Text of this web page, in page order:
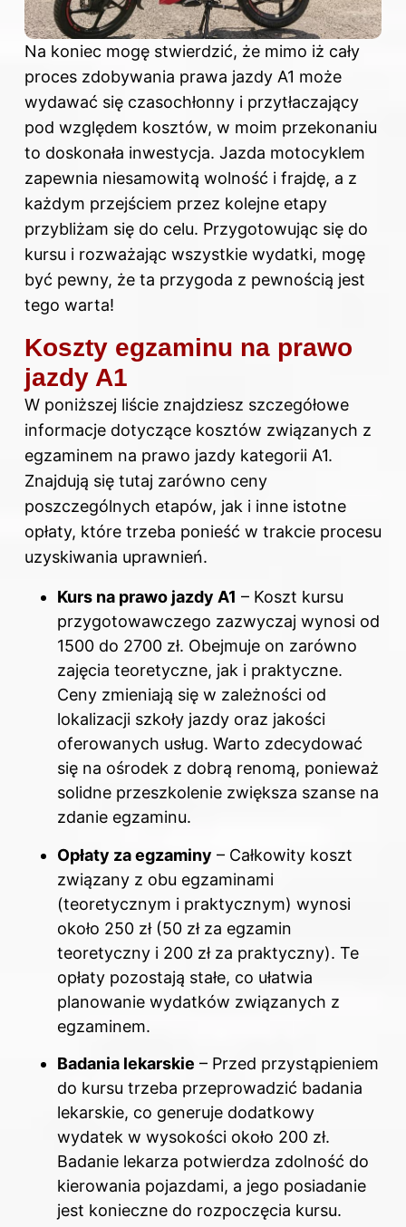
Na koniec mogę stwierdzić, że mimo iż cały
proces zdobywania prawa jazdy A1 może
wydawać się czasochłonny i przytłaczający
pod względem kosztów, w moim przekonaniu
to doskonała inwestycja. Jazda motocyklem
zapewnia niesamowitą wolność i frajdę, a z
każdym przejściem przez kolejne etapy
przybliżam się do celu. Przygotowując się do
kursu i rozważając wszystkie wydatki, mogę
być pewny, że ta przygoda z pewnością jest
tego warta!
Koszty egzaminu na prawo
jazdy A1
W poniższej liście znajdziesz szczegółowe
informacje dotyczące kosztów związanych z
egzaminem na prawo jazdy kategorii A1.
Znajdują się tutaj zarówno ceny
poszczególnych etapów, jak i inne istotne
opłaty, które trzeba ponieść w trakcie procesu
uzyskiwania uprawnień.
Kurs na prawo jazdy A1 – Koszt kursu
przygotowawczego zazwyczaj wynosi od
1500 do 2700 zł. Obejmuje on zarówno
zajęcia teoretyczne, jak i praktyczne.
Ceny zmieniają się w zależności od
lokalizacji szkoły jazdy oraz jakości
oferowanych usług. Warto zdecydować
się na ośrodek z dobrą renomą, ponieważ
solidne przeszkolenie zwiększa szanse na
zdanie egzaminu.
Opłaty za egzaminy – Całkowity koszt
związany z obu egzaminami
(teoretycznym i praktycznym) wynosi
około 250 zł (50 zł za egzamin
teoretyczny i 200 zł za praktyczny). Te
opłaty pozostają stałe, co ułatwia
planowanie wydatków związanych z
egzaminem.
Badania lekarskie – Przed przystąpieniem
do kursu trzeba przeprowadzić badania
lekarskie, co generuje dodatkowy
wydatek w wysokości około 200 zł.
Badanie lekarza potwierdza zdolność do
kierowania pojazdami, a jego posiadanie
jest konieczne do rozpoczęcia kursu.